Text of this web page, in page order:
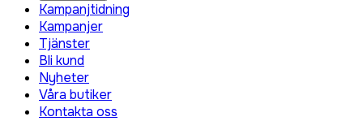
Kampanjtidning
Kampanjer
Tjänster
Bli kund
Nyheter
Våra butiker
Kontakta oss